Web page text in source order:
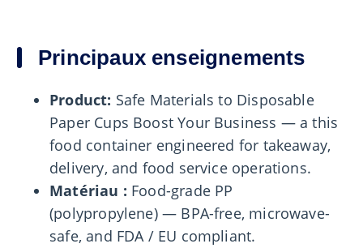
Principaux enseignements
Product: Safe Materials to Disposable
Paper Cups Boost Your Business — a this
food container engineered for takeaway,
delivery, and food service operations.
Matériau : Food-grade PP
(polypropylene) — BPA-free, microwave-
safe, and FDA / EU compliant.